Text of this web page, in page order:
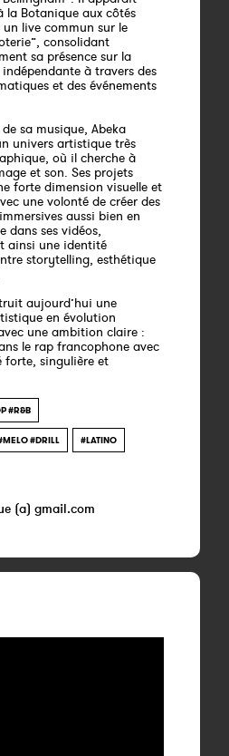
la Botanique aux côtés
un live commun sur le
consolidant
sa présence sur la
indépendante à travers des
et des événements
sa musique, Abeka
univers artistique très
où il cherche à
et son. Ses projets
forte dimension visuelle et
une volonté de créer des
aussi bien en
dans ses vidéos,
ainsi une identité
storytelling, esthétique
aujourd’hui une
en évolution
une ambition claire :
le rap francophone avec
forte, singulière et
#R&B
#DRILL #LATINO
(a) gmail.com